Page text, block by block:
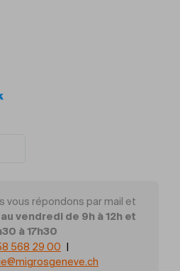
vous répondons par mail et
au vendredi de 9h à 12h et
à 17h30
568 29 00